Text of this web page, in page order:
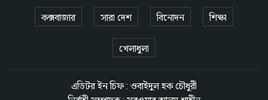
কক্সবাজার সারা দেশ বিনোদন শিক্ষা
খেলাধুলা
এডিটর ইন চিফ : ওবাইদুল হক চৌধুরী